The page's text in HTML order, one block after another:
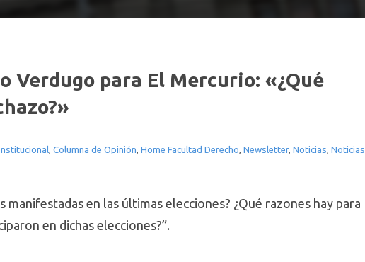
Verdugo para El Mercurio: «¿Qué
, Columna de Opinión, Home Facultad Derecho, Newsletter, Noticias, Noticias
en las últimas elecciones? ¿Qué razones hay para
en dichas elecciones?”.